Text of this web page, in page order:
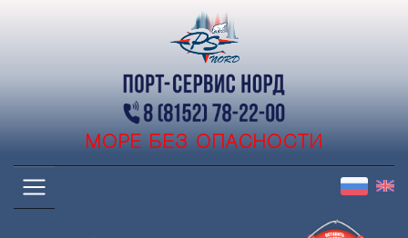
МОРЕ БЕЗ ОПАСНОСТИ